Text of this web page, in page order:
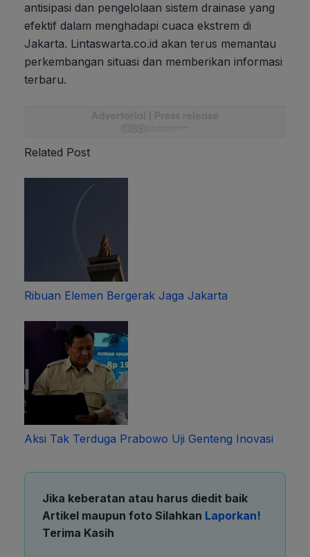
antisipasi dan pengelolaan sistem drainase yang
efektif dalam menghadapi cuaca ekstrem di
Jakarta. Lintaswarta.co.id akan terus memantau
perkembangan situasi dan memberikan informasi
terbaru.
Related Post
Ribuan Elemen Bergerak Jaga Jakarta
Aksi Tak Terduga Prabowo Uji Genteng Inovasi
Jika keberatan atau harus diedit baik
Artikel maupun foto Silahkan Laporkan!
Terima Kasih